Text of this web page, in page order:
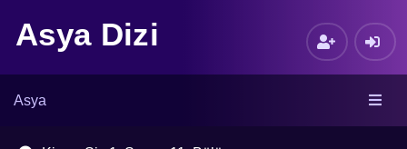
Asya Dizi
Asya